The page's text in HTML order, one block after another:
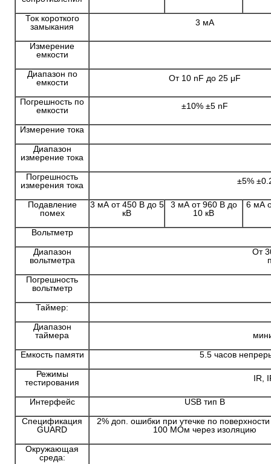
Ток короткого
замыкания
3 мА
Измерение
емкости
Диапазон по
емкости
От 10 nF до 25 μF
Погрешность по
емкости
±10% ±5 nF
Измерение тока
Диапазон
измерение тока
Погрешность
измерения тока
±5%
Подавление
помех
3 мА от 450 В до 5
кВ
3 мА от 960 В до
10 кВ
6 мА
Вольтметр
Диапазон
вольтметра
От
Погрешность
вольтметр
Таймер:
Диапазон
таймера
Емкость памяти
5.5 часов
Режимы
тестирования
IR,
Интерфейс
USB тип B
Спецификация
GUARD
2% доп. ошибки при утечке по
100 МОм через изоляцию
Окружающая
среда: